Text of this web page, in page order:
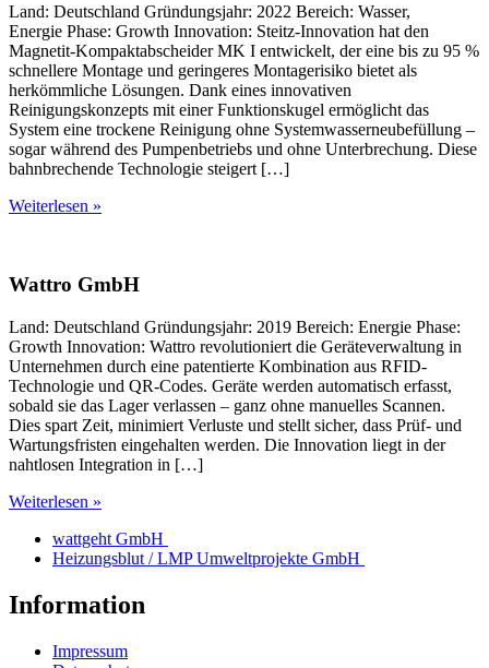
Land: Deutschland Gründungsjahr: 2022 Bereich: Wasser,
Energie Phase: Growth Innovation: Steitz-Innovation hat den
Magnetit-Kompaktabscheider MK I entwickelt, der eine bis zu 95 %
schnellere Montage und geringeres Montagerisiko bietet als
herkömmliche Lösungen. Dank eines innovativen
Reinigungskonzepts mit einer Funktionskugel ermöglicht das
System eine trockene Reinigung ohne Systemwasserneubefüllung –
sogar während des Pumpenbetriebs und ohne Unterbrechung. Diese
bahnbrechende Technologie steigert […]
Weiterlesen »
Wattro GmbH
Land: Deutschland Gründungsjahr: 2019 Bereich: Energie Phase:
Growth Innovation: Wattro revolutioniert die Geräteverwaltung in
Unternehmen durch eine patentierte Kombination aus RFID-
Technologie und QR-Codes. Geräte werden automatisch erfasst,
sobald sie das Lager verlassen – ganz ohne manuelles Scannen.
Dies spart Zeit, minimiert Verluste und stellt sicher, dass Prüf- und
Wartungsfristen eingehalten werden. Die Innovation liegt in der
nahtlosen Integration in […]
Weiterlesen »
wattgeht GmbH
Heizungsblut / LMP Umweltprojekte GmbH
Information
Impressum